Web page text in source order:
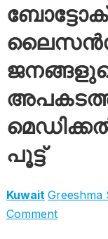
പൂട്ട്
Kuwait Greeshma
Comment